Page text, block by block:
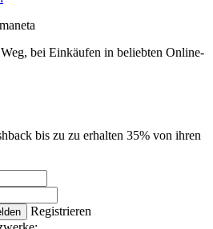
maneta
bei Einkäufen in beliebten Online-
bis zu zu erhalten 35% von ihren
Registrieren